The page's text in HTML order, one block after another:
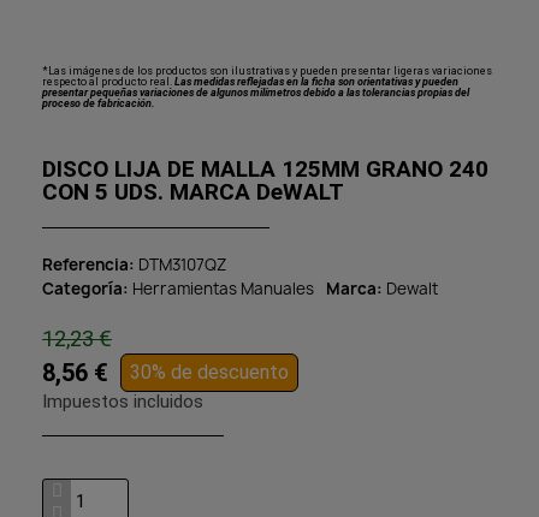
*Las imágenes de los productos son ilustrativas y pueden presentar ligeras variaciones
respecto al producto real. Las medidas reflejadas en la ficha son orientativas y pueden
presentar pequeñas variaciones de algunos milímetros debido a las tolerancias propias del
proceso de fabricación.
DISCO LIJA DE MALLA 125MM GRANO 240
CON 5 UDS. MARCA DeWALT
Referencia DTM3107QZ
Categoría Herramientas Manuales Marca Dewalt
12,23 €
8,56 € 30% de descuento
Impuestos incluidos